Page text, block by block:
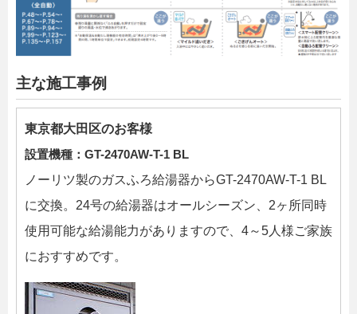
主な施工事例
東京都大田区のお客様
設置機種：GT-2470AW-T-1 BL
ノーリツ製のガスふろ給湯器からGT-2470AW-T-1 BL
に交換。24号の給湯器はオールシーズン、2ヶ所同時
使用可能な給湯能力がありますので、4～5人様ご家族
におすすめです。